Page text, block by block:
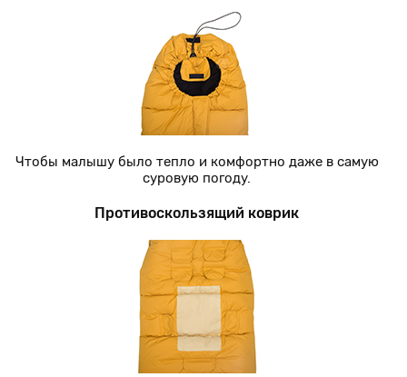
Чтобы малышу было тепло и комфортно даже в самую
суровую погоду.
Противоскользящий коврик